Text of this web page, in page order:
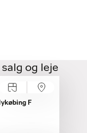
og leje
F